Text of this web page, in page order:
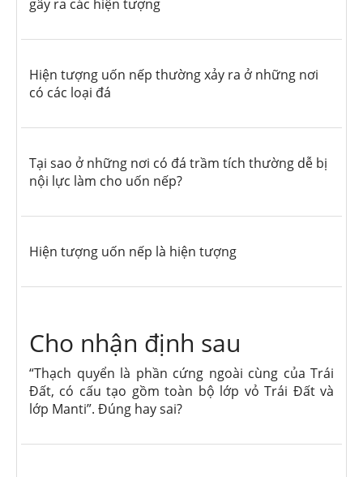
gây ra các hiện tượng
Hiện tượng uốn nếp thường xảy ra ở những nơi
có các loại đá
Tại sao ở những nơi có đá trầm tích thường dễ bị
nội lực làm cho uốn nếp?
Hiện tượng uốn nếp là hiện tượng
Cho nhận định sau
“Thạch quyển là phần cứng ngoài cùng của Trái
Đất, có cấu tạo gồm toàn bộ lớp vỏ Trái Đất và
lớp Manti”. Đúng hay sai?